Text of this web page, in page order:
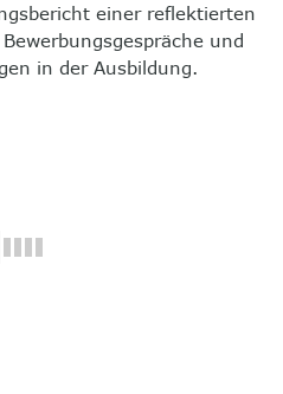
einer reflektierten
und
in der Ausbildung.